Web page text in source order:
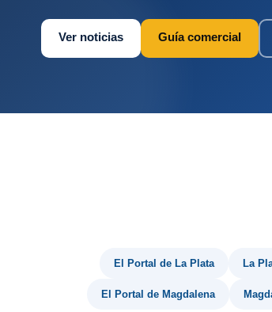
Ver noticias Guía comercial
El Portal de La Plata La
El Portal de Magdalena